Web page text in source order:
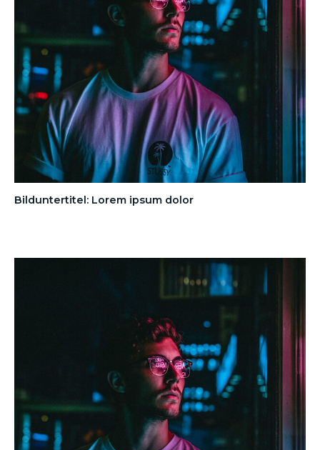
Bilduntertitel: Lorem ipsum dolor